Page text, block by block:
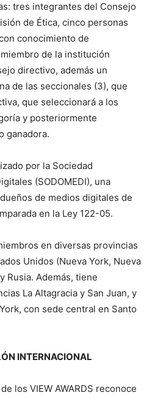
tres integrantes del Consejo
de Ética, cinco personas
conocimiento de
de la institución
directivo, además un
de las seccionales (3), que
que seleccionará a los
y posteriormente
ganadora.
por la Sociedad
(SODOMEDI), una
de medios digitales de
en la Ley 122-05.
en diversas provincias
Unidos (Nueva York, Nueva
Rusia. Además, tiene
La Altagracia y San Juan, y
con sede central en Santo
INTERNACIONAL
los VIEW AWARDS reconoce